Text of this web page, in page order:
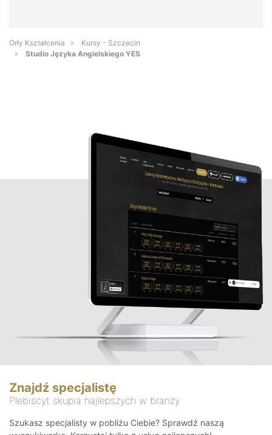
Orły Kształcenia
Kursy - Szczecin
Studio Języka Angielskiego YES
Znajdź specjalistę
Plebiscyt skupia najlepszych w branży
Szukasz specjalisty w pobliżu Ciebie? Sprawdź naszą